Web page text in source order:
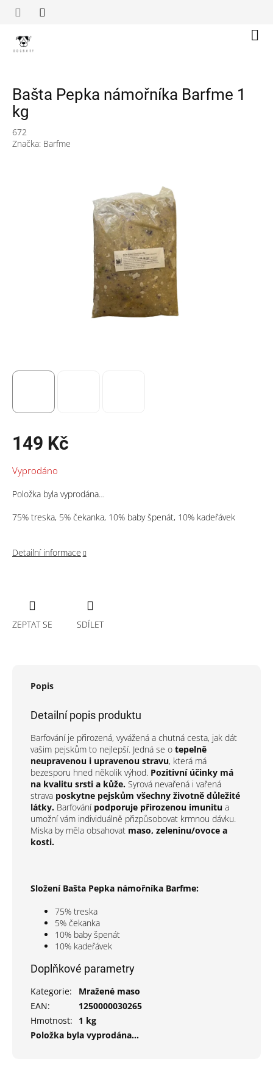
Bašta Pepka námořníka Barfme 1
kg
672
Značka: Barfme
149 Kč
cena:
Vyprodáno
Položka byla vyprodána…
75% treska, 5% čekanka, 10% baby špenát, 10% kadeřávek
Detailní informace
ZEPTAT SE SDÍLET
Popis
Detailní popis produktu
Barfování je přirozená, vyvážená a chutná cesta, jak dát
vašim pejskům to nejlepší. Jedná se o tepelně
neupravenou i upravenou stravu, která má
bezesporu hned několik výhod. Pozitivní účinky má
na kvalitu srsti a kůže. Syrová nevařená i vařená
strava poskytne pejskům všechny životně důležité
látky. Barfování podporuje přirozenou imunitu a
umožní vám individuálně přizpůsobovat krmnou dávku.
Miska by měla obsahovat maso, zeleninu/ovoce a
kosti.
Složení Bašta Pepka námořníka Barfme:
75% treska
5% čekanka
10% baby špenát
10% kadeřávek
Doplňkové parametry
Kategorie:
Mražené maso
EAN:
1250000030265
Hmotnost:
1 kg
Položka byla vyprodána…